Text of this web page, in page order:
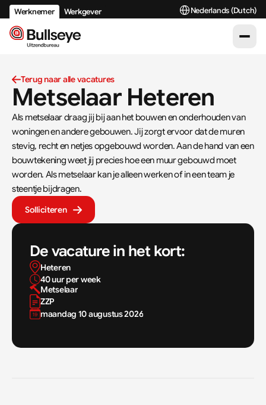
Terug naar alle vacatures
Metselaar Heteren
Als metselaar draag jij bij aan het bouwen en onderhouden van
woningen en andere gebouwen. Jij zorgt ervoor dat de muren
stevig, recht en netjes opgebouwd worden. Aan de hand van een
bouwtekening weet jij precies hoe een muur gebouwd moet
worden. Als metselaar kan je alleen werken of in een team je
steentje bijdragen.
Solliciteren
De vacature in het kort:
Heteren
40 uur per week
Metselaar
ZZP
maandag 10 augustus 2026
Werknemer Werkgever Select Language
Nederlands (Dutch)